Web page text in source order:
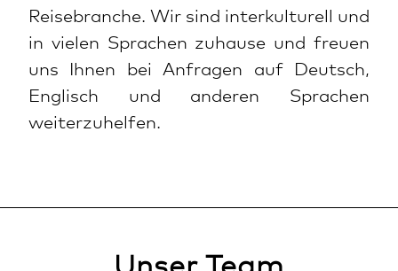
Reisebranche. Wir sind interkulturell und
in vielen Sprachen zuhause und freuen
uns Ihnen bei Anfragen auf Deutsch,
Englisch und anderen Sprachen
weiterzuhelfen.